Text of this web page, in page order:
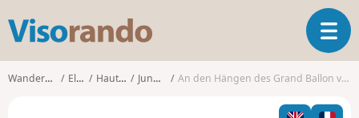
s
o
T
o
l
Wanderungen Elsass Haut-Rhin Jungholtz An den Hängen des Grand Ballon von Jungholtz aus